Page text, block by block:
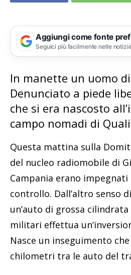
Aggiungi come fonte
Seguici più facilmente nelle
In manette un uomo
Denunciato a piede
che si era nascosto
campo nomadi di
Questa mattina sulla
del nucleo radiomobile di
Campania erano
controllo. Dall’altro senso
un’auto di grossa
militari effettua
Nasce un inseguimento
chilometri tra le auto del